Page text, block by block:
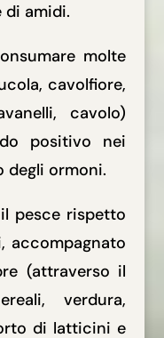
di amidi.
molte
cavolfiore,
cavolo)
positivo nei
degli ormoni.
pesce rispetto
accompagnato
(attraverso il
verdura,
di latticini e